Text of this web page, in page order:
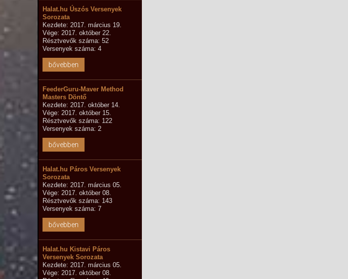
Halat.hu Úszós Versenyek
Sorozata
Kezdete: 2017. március 19.
Vége: 2017. október 22.
Résztvevők száma: 52
Versenyek száma: 4
bővebben
FeederGuru-Maver Method
Masters Döntő
Kezdete: 2017. október 14.
Vége: 2017. október 15.
Résztvevők száma: 122
Versenyek száma: 2
bővebben
Halat.hu Páros Versenyek
Sorozata
Kezdete: 2017. március 05.
Vége: 2017. október 08.
Résztvevők száma: 143
Versenyek száma: 7
bővebben
Halat.hu Kistavi Páros
Versenyek Sorozata
Kezdete: 2017. március 05.
Vége: 2017. október 08.